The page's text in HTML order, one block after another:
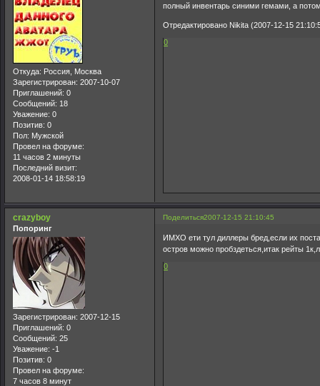
Откуда: Россия, Москва
Зарегистрирован: 2007-10-07
Приглашений: 0
Сообщений: 18
Уважение: 0
Позитив: 0
Пол: Мужской
Провел на форуме:
11 часов 2 минуты
Последний визит:
2008-01-14 18:58:19
полный инвентарь синими гемами, а
Отредактировано Nikita (2007-12-15
0
Поделиться2007-12-15 21:10:45
crazyboy
Попоринг
Зарегистрирован: 2007-12-15
Приглашений: 0
Сообщений: 25
Уважение: -1
Позитив: 0
Провел на форуме:
7 часов 8 минут
ИМХО ети тул диллеры бред,если их
остров можно пробздеться,итак рейты
0